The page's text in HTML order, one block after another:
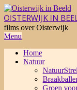
Skip
to
content
OISTERWIJK IN
films over Oisterwijk
Primary
Menu
Menu
Home
Natuur
Groen